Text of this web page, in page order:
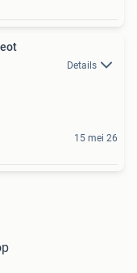
Details
15 mei 26